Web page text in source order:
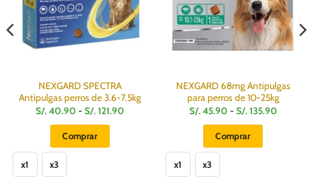
NEXGARD SPECTRA
Antipulgas perros de 3.6-7.5kg
S/.40.90 - S/.121.90
Comprar
x1 x3
NEXGARD 68mg Antipulgas
para perros de 10-25kg
S/.45.90 - S/.135.90Rango
Comprar
x1 x3